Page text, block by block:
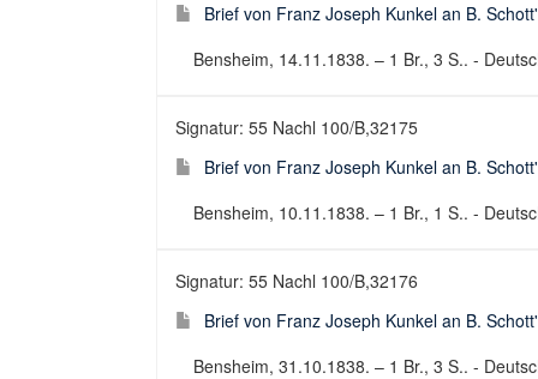
Brief von Franz Joseph Kunkel an B.
Bensheim, 14.11.1838. – 1 Br., 3 S.. -
Signatur: 55 Nachl 100/B,32175
Brief von Franz Joseph Kunkel an B.
Bensheim, 10.11.1838. – 1 Br., 1 S.. -
Signatur: 55 Nachl 100/B,32176
Brief von Franz Joseph Kunkel an B.
Bensheim, 31.10.1838. – 1 Br., 3 S.. -